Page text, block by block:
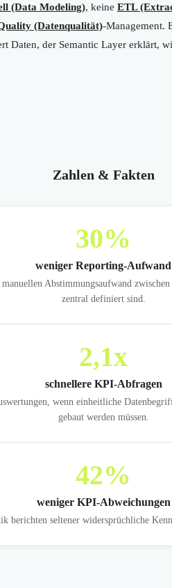
(Data Modeling), keine ETL
(Datenqualität)-Management.
Daten, der Semantic Layer erklärt,
Zahlen & Fakten
30%
weniger Reporting-Aufwand
Abstimmungsaufwand
zentral definiert sind.
2,1x
schnellere KPI-Abfragen
wenn einheitliche
gebaut werden müssen.
42%
weniger KPI-Abweichungen
berichten seltener widersprüchliche